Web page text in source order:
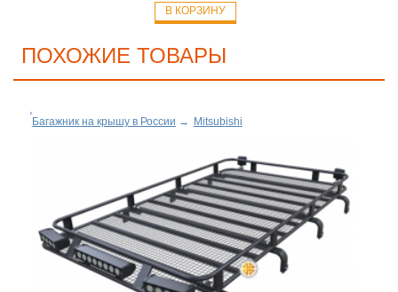
В КОРЗИНУ
ПОХОЖИЕ ТОВАРЫ
Багажник на крышу в России → Mitsubishi